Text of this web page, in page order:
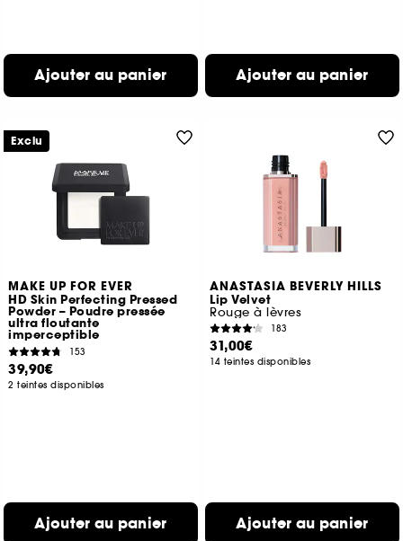
Ajouter au panier Ajouter au panier
MAKE UP FOR EVER
HD Skin Perfecting Pressed
Powder – Poudre pressée
ultra floutante
imperceptible
153
39,90€
2 teintes disponibles
Ajouter au panier
Exclu
ANASTASIA BEVERLY HILLS
Lip Velvet
Rouge à lèvres
183
31,00€
14 teintes disponibles
Ajouter au panier